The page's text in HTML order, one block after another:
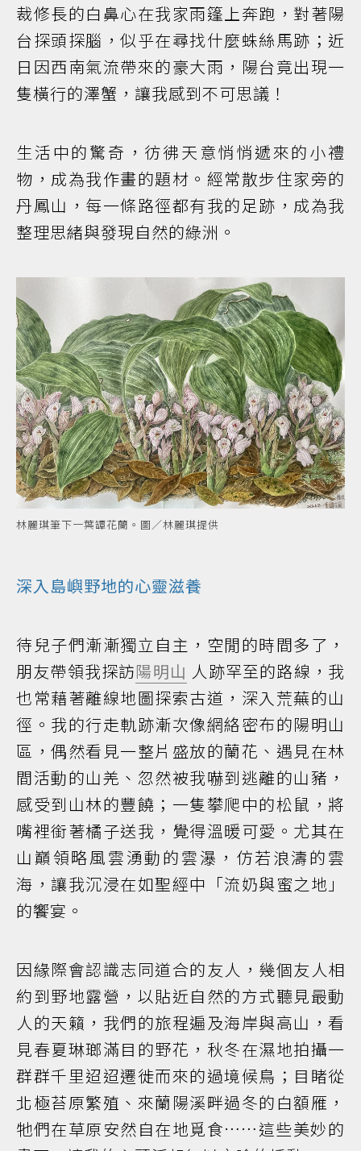
裁修長的白鼻心在我家雨篷上奔跑，對著陽
台探頭探腦，似乎在尋找什麼蛛絲馬跡；近
日因西南氣流帶來的豪大雨，陽台竟出現一
隻橫行的澤蟹，讓我感到不可思議！
生活中的驚奇，彷彿天意悄悄遞來的小禮
物，成為我作畫的題材。經常散步住家旁的
丹鳳山，每一條路徑都有我的足跡，成為我
整理思緒與發現自然的綠洲。
林麗琪筆下一葉罈花蘭。圖／林麗琪提供
深入島嶼野地的心靈滋養
待兒子們漸漸獨立自主，空閒的時間多了，
朋友帶領我探訪陽明山 人跡罕至的路線，我
也常藉著離線地圖探索古道，深入荒蕪的山
徑。我的行走軌跡漸次像網絡密布的陽明山
區，偶然看見一整片盛放的蘭花、遇見在林
間活動的山羌、忽然被我嚇到逃離的山豬，
感受到山林的豐饒；一隻攀爬中的松鼠，將
嘴裡銜著橘子送我，覺得溫暖可愛。尤其在
山巔領略風雲湧動的雲瀑，仿若浪濤的雲
海，讓我沉浸在如聖經中「流奶與蜜之地」
的饗宴。
因緣際會認識志同道合的友人，幾個友人相
約到野地露營，以貼近自然的方式聽見最動
人的天籟，我們的旅程遍及海岸與高山，看
見春夏琳瑯滿目的野花，秋冬在濕地拍攝一
群群千里迢迢遷徙而來的過境候鳥；目睹從
北極苔原繁殖、來蘭陽溪畔過冬的白額雁，
牠們在草原安然自在地覓食……這些美妙的